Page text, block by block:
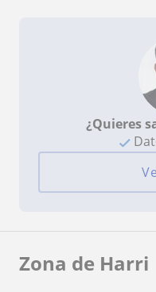
¿Quieres
Zona de Harri